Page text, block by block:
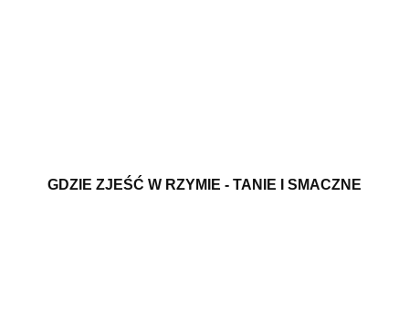
GDZIE ZJEŚĆ W RZYMIE - TANIE I SMACZNE